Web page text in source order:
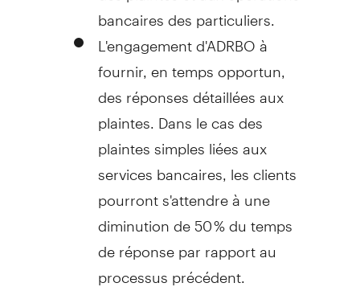
bancaires des particuliers.
L'engagement d'ADRBO à
fournir, en temps opportun,
des réponses détaillées aux
plaintes. Dans le cas des
plaintes simples liées aux
services bancaires, les clients
pourront s'attendre à une
diminution de 50 % du temps
de réponse par rapport au
processus précédent.